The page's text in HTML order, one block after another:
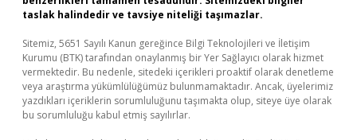
taslak halindedir ve tavsiye niteliği taşımazlar.
Sitemiz, 5651 Sayılı Kanun gereğince Bilgi Teknolojileri ve İletişim
Kurumu (BTK) tarafından onaylanmış bir Yer Sağlayıcı olarak hizmet
vermektedir. Bu nedenle, sitedeki içerikleri proaktif olarak denetleme
veya araştırma yükümlülüğümüz bulunmamaktadır. Ancak, üyelerimiz
yazdıkları içeriklerin sorumluluğunu taşımakta olup, siteye üye olarak
bu sorumluluğu kabul etmiş sayılırlar.